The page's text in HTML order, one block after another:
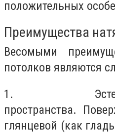
положительных
Преимущества
Весомыми
потолков являются
1. Эстетика
пространства.
глянцевой (как